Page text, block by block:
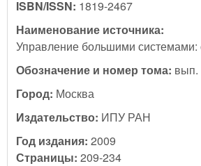
ISBN/ISSN: 1819-2467
Наименование источника:
Управление большими системами:
Обозначение и номер тома:
Город: Москва
Издательство: ИПУ РАН
Год издания: 2009
Страницы: 209-234